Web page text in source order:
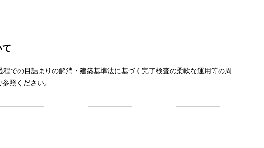
て
での目詰まりの解消・建築基準法に基づく完了検査の柔軟な運用等の周
照ください。